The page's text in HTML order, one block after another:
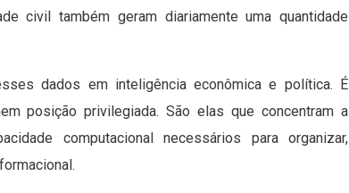
civil também geram diariamente uma quantidade
dados em inteligência econômica e política. É
posição privilegiada. São elas que concentram a
computacional necessários para organizar,